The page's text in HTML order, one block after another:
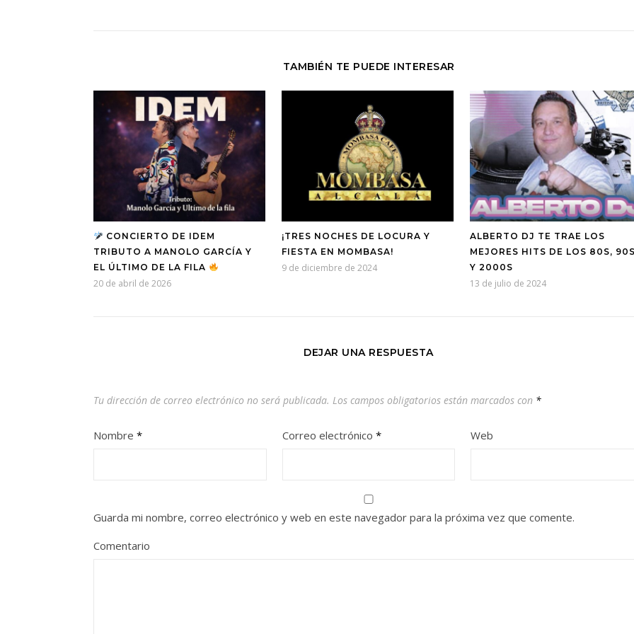
TAMBIÉN TE PUEDE INTERESAR
CONCIERTO DE IDEM
TRIBUTO A MANOLO GARCÍA Y
EL ÚLTIMO DE LA FILA
20 de abril de 2026
¡TRES NOCHES DE LOCURA Y
FIESTA EN MOMBASA!
9 de diciembre de 2024
ALBERTO DJ TE TRAE LOS
MEJORES HITS DE LOS 80S,
Y 2000S
13 de julio de 2024
DEJAR UNA RESPUESTA
Tu dirección de correo electrónico no será publicada. Los campos obligatorios están marcados con *
Nombre * Correo electrónico * Web
Guarda mi nombre, correo electrónico y web en este navegador para la próxima vez que comente.
Comentario